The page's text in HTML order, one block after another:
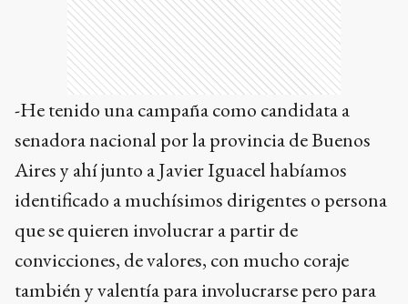
-He tenido una campaña como candidata a
senadora nacional por la provincia de Buenos
Aires y ahí junto a Javier Iguacel habíamos
identificado a muchísimos dirigentes o persona
que se quieren involucrar a partir de
convicciones, de valores, con mucho coraje
también y valentía para involucrarse pero para